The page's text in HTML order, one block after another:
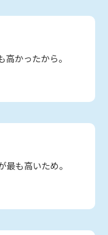
かったから。
も高いため。